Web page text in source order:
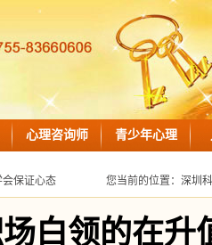
心理咨询师 青少年心理
您当前的位置： 深圳
保证心态
白领的在升